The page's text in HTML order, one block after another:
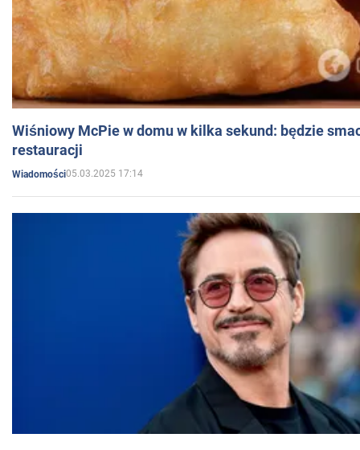
Wiśniowy McPie w domu w kilka sekund: będzie
restauracji
Wiadomości05.03.2025 17:14